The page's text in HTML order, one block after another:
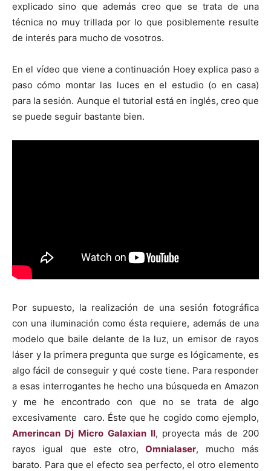
explicado sino que además creo que se trata de una
técnica no muy trillada por lo que posiblemente resulte
de interés para mucho de vosotros.
En el vídeo que viene a continuación Hoey explica paso a
paso cómo montar las luces en el estudio (o en casa)
para la sesión. Aunque el tutorial está en inglés, creo que
se puede seguir bastante bien.
Por supuesto, la realización de una sesión fotográfica
con una iluminación como ésta requiere, además de una
modelo que baile delante de la luz, un emisor de rayos
láser y la primera pregunta que surge es lógicamente, es
algo fácil de conseguir y qué coste tiene. Para responder
a esas interrogantes he hecho una búsqueda en Amazon
y me he encontrado con que no se trata de algo
excesivamente caro. Éste que he cogido como ejemplo,
Amerincan Dj Micro Galaxian II, proyecta más de 200
rayos igual que este otro,Omnialaser, mucho más
barato. Para que el efecto sea perfecto, el otro elemento